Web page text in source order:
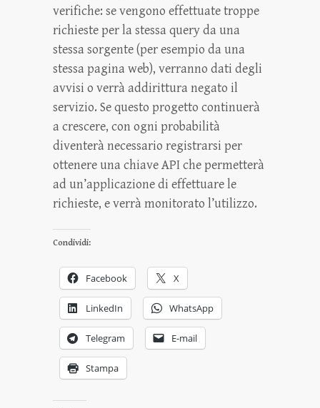
verifiche: se vengono effettuate troppe
richieste per la stessa query da una
stessa sorgente (per esempio da una
stessa pagina web), verranno dati degli
avvisi o verrà addirittura negato il
servizio. Se questo progetto continuerà
a crescere, con ogni probabilità
diventerà necessario registrarsi per
ottenere una chiave API che permetterà
ad un’applicazione di effettuare le
richieste, e verrà monitorato l’utilizzo.
Condividi:
Facebook X
LinkedIn WhatsApp
Telegram E-mail
Stampa